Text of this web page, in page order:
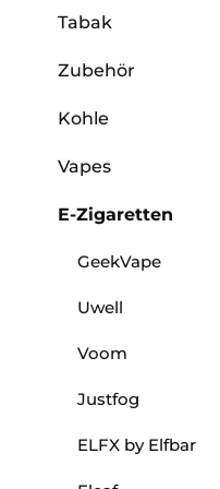
Tabak
Zubehör
Kohle
Vapes
E-Zigaretten
GeekVape
Uwell
Voom
Justfog
ELFX by Elfbar